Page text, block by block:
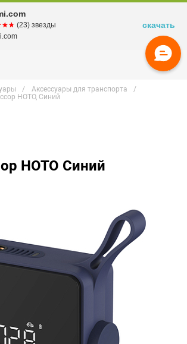
Аксессуары для транспорта
HOTO, Синий
HOTO Синий
(23) звезды
скачать